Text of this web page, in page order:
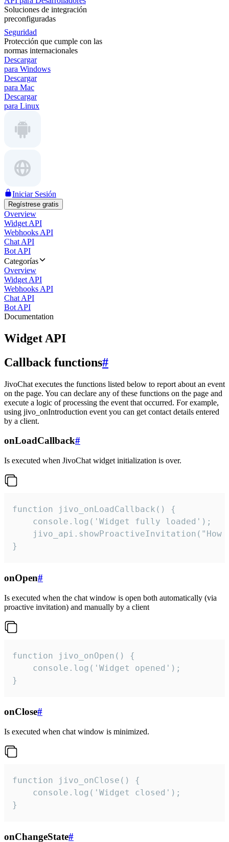
Soluciones de integración
preconfiguradas
Seguridad
Protección que cumple con las
normas internacionales
Descargar
para Windows
Descargar
para Mac
Descargar
para Linux
Iniciar Sesión
Regístrese gratis
Overview
Widget API
Webhooks API
Chat API
Bot API
Categorías
Overview
Widget API
Webhooks API
Chat API
Bot API
Documentation
Widget API
Callback functions#
JivoChat executes the functions listed below to report about an event
on the page. You can declare any of these functions on the page and
execute a logic of processing the event that occurred. For example,
using jivo_onIntroduction event you can get contact details entered
by a client.
onLoadCallback#
Is executed when JivoChat widget initialization is over.
function jivo_onLoadCallback() {
    console.log('Widget fully loaded');
jivo_api.showProactiveInvitation("How
}
onOpen#
Is executed when the chat window is open both automatically (via
proactive invitation) and manually by a client
function jivo_onOpen() {
    console.log('Widget opened');
}
onClose#
Is executed when chat window is minimized.
function jivo_onClose() {
    console.log('Widget closed');
}
onChangeState#